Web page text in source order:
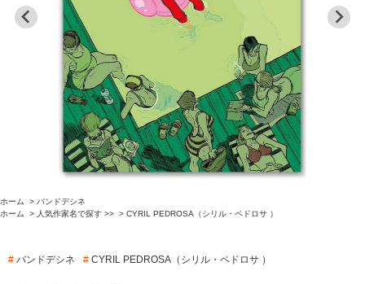
ホーム > バンドデシネ
ホーム
> 人気作家名で探す >> > CYRIL PEDROSA（シリル・ペドロサ ）
# バンドデシネ # CYRIL PEDROSA（シリル・ペドロサ ）